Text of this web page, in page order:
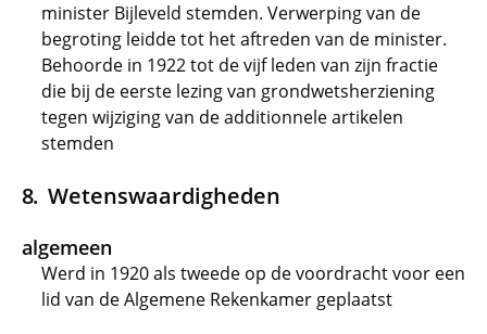
minister Bijleveld stemden. Verwerping van de
begroting leidde tot het aftreden van de minister.
Behoorde in 1922 tot de vijf leden van zijn fractie
die bij de eerste lezing van grondwetsherziening
tegen wijziging van de additionnele artikelen
stemden
Wetenswaardigheden
algemeen
Werd in 1920 als tweede op de voordracht voor een
lid van de Algemene Rekenkamer geplaatst